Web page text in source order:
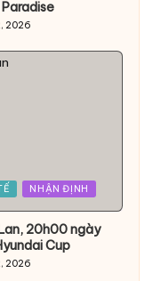
2026
NHẬN ĐỊNH
20h00 ngày
Cup
2026